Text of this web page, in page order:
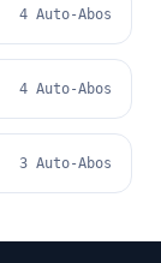
4 Auto-Abos
4 Auto-Abos
3 Auto-Abos